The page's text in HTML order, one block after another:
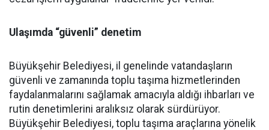
Ulaşımda “güvenli” denetim
Büyükşehir Belediyesi, il genelinde vatandaşların
güvenli ve zamanında toplu taşıma hizmetlerinden
faydalanmalarını sağlamak amacıyla aldığı ihbarları ve
rutin denetimlerini aralıksız olarak sürdürüyor.
Büyükşehir Belediyesi, toplu taşıma araçlarına yönelik